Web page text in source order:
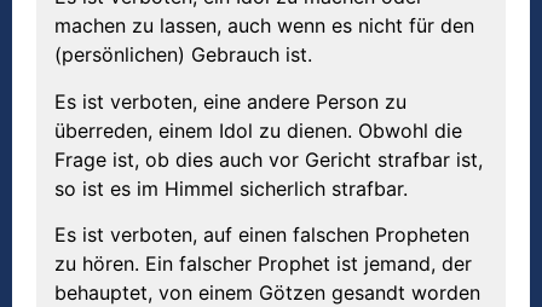
machen zu lassen, auch wenn es nicht für den
(persönlichen) Gebrauch ist.
Es ist verboten, eine andere Person zu
überreden, einem Idol zu dienen. Obwohl die
Frage ist, ob dies auch vor Gericht strafbar ist,
so ist es im Himmel sicherlich strafbar.
Es ist verboten, auf einen falschen Propheten
zu hören. Ein falscher Prophet ist jemand, der
behauptet, von einem Götzen gesandt worden